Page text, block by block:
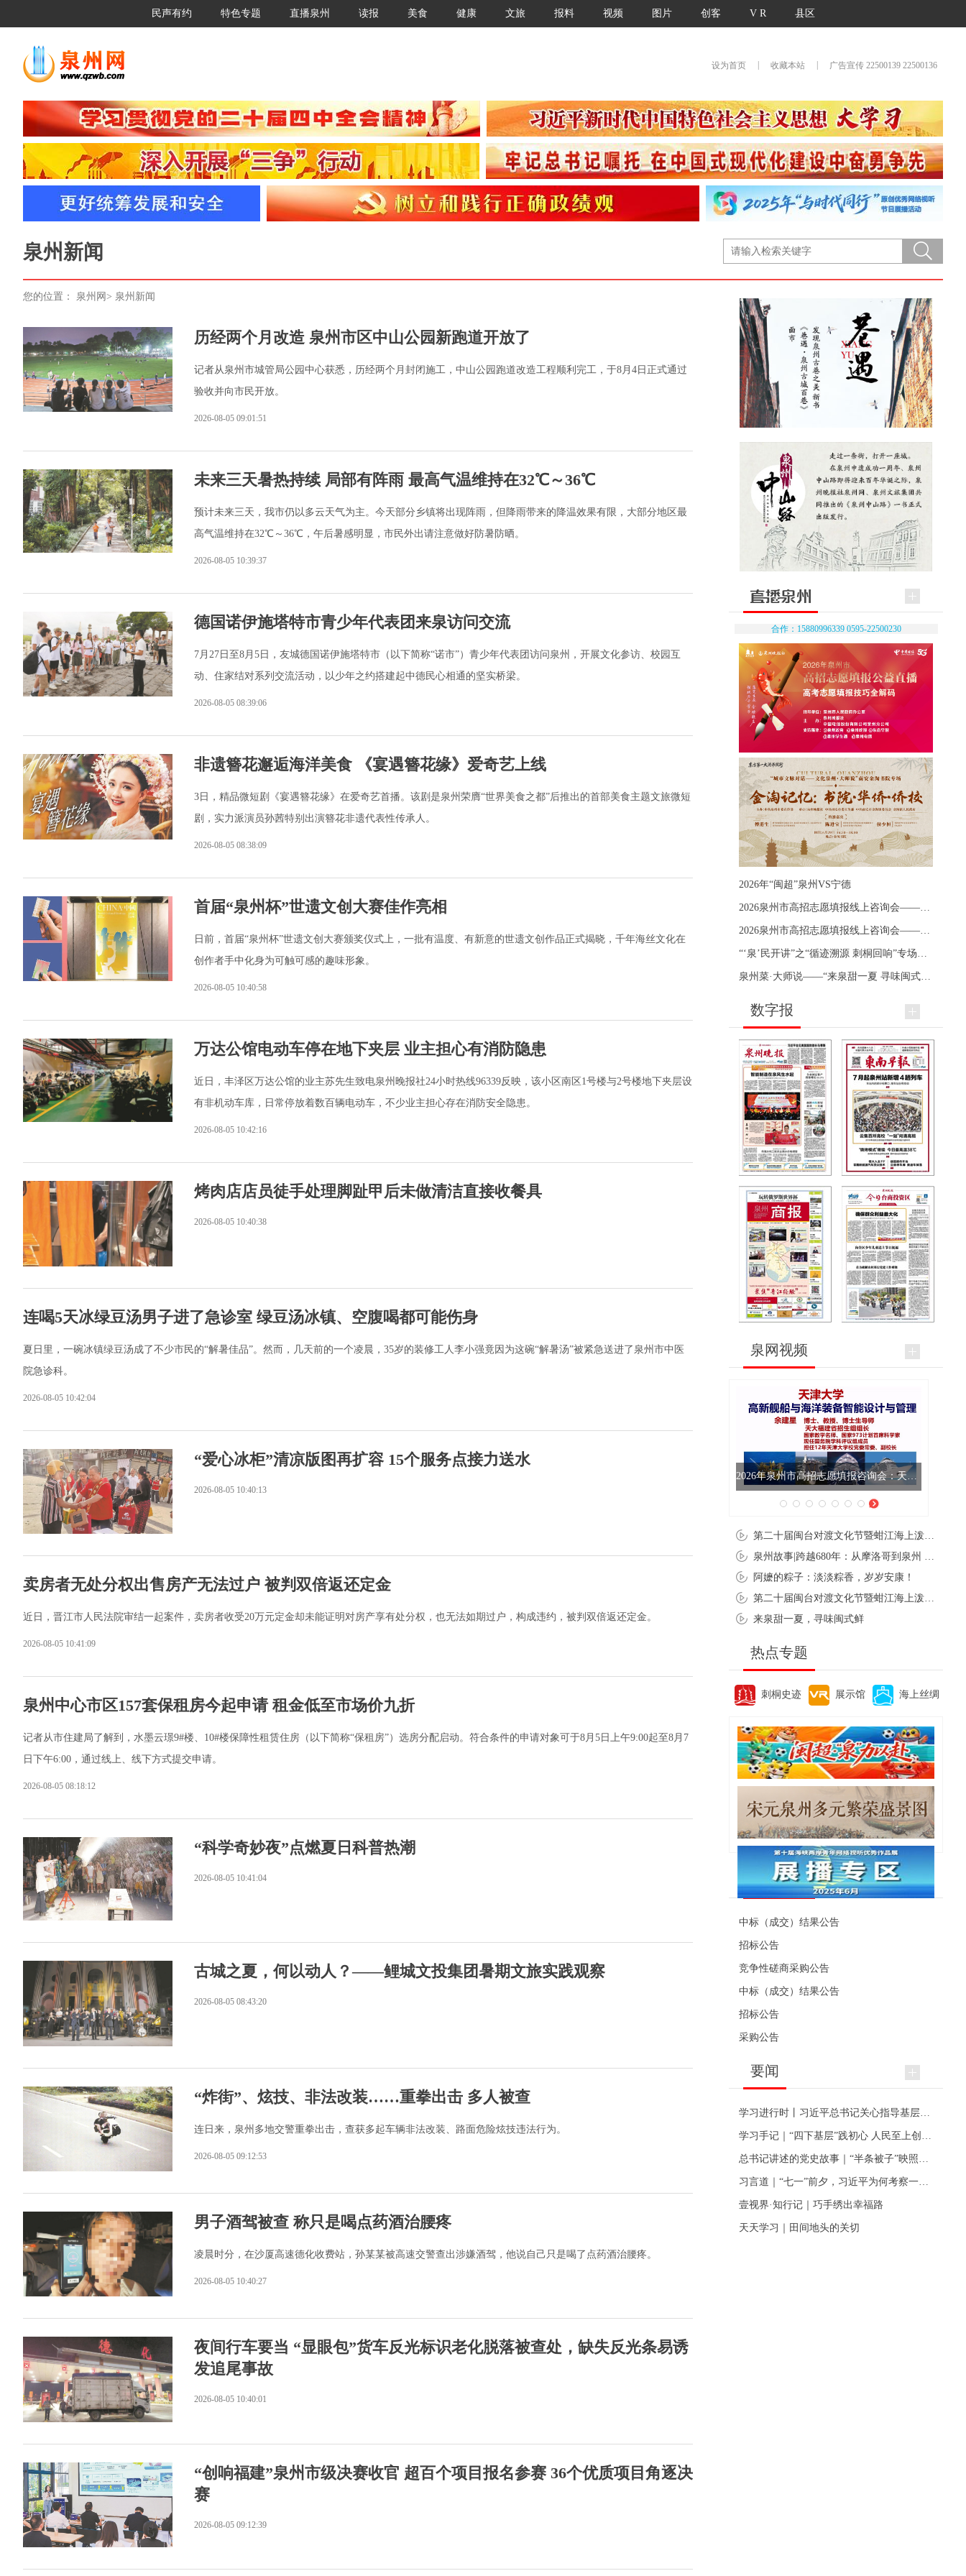
民声有约 特色专题 直播泉州 读报 美食 健康 文旅 报料 视频 图片 创客 V R 县区
设为首页 收藏本站 广告宣传 22500139 22500136
泉州新闻
您的位置： 泉州网 > 泉州新闻
历经两个月改造 泉州市区中山公园新跑道开放了
记者从泉州市城管局公园中心获悉，历经两个月封闭施工，中山公园跑道改造工程顺利完工，于8月4日正式通过
验收并向市民开放。
2026-08-05 09:01:51
未来三天暑热持续 局部有阵雨 最高气温维持在32℃～36℃
预计未来三天，我市仍以多云天气为主。今天部分乡镇将出现阵雨，但降雨带来的降温效果有限，大部分地区最
高气温维持在32℃～36℃，午后暑感明显，市民外出请注意做好防暑防晒。
2026-08-05 10:39:37
德国诺伊施塔特市青少年代表团来泉访问交流
7月27日至8月5日，友城德国诺伊施塔特市（以下简称“诺市”）青少年代表团访问泉州，开展文化参访、校园互
动、住家结对系列交流活动，以少年之约搭建起中德民心相通的坚实桥梁。
2026-08-05 08:39:06
非遗簪花邂逅海洋美食 《宴遇簪花缘》爱奇艺上线
3日，精品微短剧《宴遇簪花缘》在爱奇艺首播。该剧是泉州荣膺“世界美食之都”后推出的首部美食主题文旅微短
剧，实力派演员孙茜特别出演簪花非遗代表性传承人。
2026-08-05 08:38:09
首届“泉州杯”世遗文创大赛佳作亮相
日前，首届“泉州杯”世遗文创大赛颁奖仪式上，一批有温度、有新意的世遗文创作品正式揭晓，千年海丝文化在
创作者手中化身为可触可感的趣味形象。
2026-08-05 10:40:58
万达公馆电动车停在地下夹层 业主担心有消防隐患
近日，丰泽区万达公馆的业主苏先生致电泉州晚报社24小时热线96339反映，该小区南区1号楼与2号楼地下夹层设
有非机动车库，日常停放着数百辆电动车，不少业主担心存在消防安全隐患。
2026-08-05 10:42:16
烤肉店店员徒手处理脚趾甲后未做清洁直接收餐具
2026-08-05 10:40:38
连喝5天冰绿豆汤男子进了急诊室 绿豆汤冰镇、空腹喝都可能伤身
夏日里，一碗冰镇绿豆汤成了不少市民的“解暑佳品”。然而，几天前的一个凌晨，35岁的装修工人李小强竟因为这碗“解暑汤”被紧急送进了泉州市中医
院急诊科。
2026-08-05 10:42:04
“爱心冰柜”清凉版图再扩容 15个服务点接力送水
2026-08-05 10:40:13
卖房者无处分权出售房产无法过户 被判双倍返还定金
近日，晋江市人民法院审结一起案件，卖房者收受20万元定金却未能证明对房产享有处分权，也无法如期过户，构成违约，被判双倍返还定金。
2026-08-05 10:41:09
泉州中心市区157套保租房今起申请 租金低至市场价九折
记者从市住建局了解到，水墨云璟9#楼、10#楼保障性租赁住房（以下简称“保租房”）选房分配启动。符合条件的申请对象可于8月5日上午9:00起至8月7
日下午6:00，通过线上、线下方式提交申请。
2026-08-05 08:18:12
“科学奇妙夜”点燃夏日科普热潮
2026-08-05 10:41:04
古城之夏，何以动人？——鲤城文投集团暑期文旅实践观察
2026-08-05 08:43:20
“炸街”、炫技、非法改装……重拳出击 多人被查
连日来，泉州多地交警重拳出击，查获多起车辆非法改装、路面危险炫技违法行为。
2026-08-05 09:12:53
男子酒驾被查 称只是喝点药酒治腰疼
凌晨时分，在沙厦高速德化收费站，孙某某被高速交警查出涉嫌酒驾，他说自己只是喝了点药酒治腰疼。
2026-08-05 10:40:27
夜间行车要当 “显眼包”货车反光标识老化脱落被查处，缺失反光条易诱
发追尾事故
2026-08-05 10:40:01
“创响福建”泉州市级决赛收官 超百个项目报名参赛 36个优质项目角逐决
赛
2026-08-05 09:12:39
合作：15880996339 0595-22500230
2026年“闽超”泉州VS宁德
数字报
泉网视频
阿嬷的粽子：淡淡粽香，岁岁安康！
来泉甜一夏，寻味闽式鲜
热点专题
刺桐史迹 展示馆 海上丝绸
便民资讯
中标（成交）结果公告
招标公告
竞争性磋商采购公告
中标（成交）结果公告
招标公告
采购公告
要闻
壹视界·知行记｜巧手绣出幸福路
天天学习｜田间地头的关切